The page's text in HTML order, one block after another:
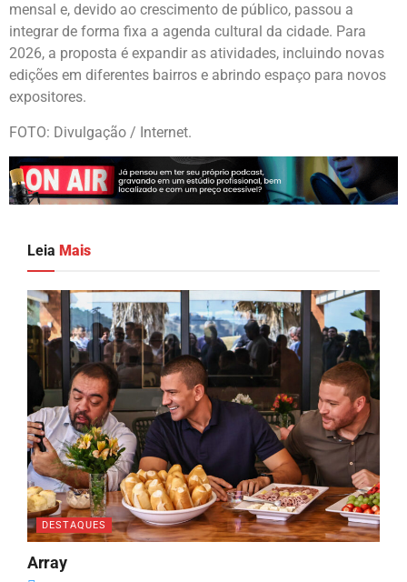
mensal e, devido ao crescimento de público, passou a
integrar de forma fixa a agenda cultural da cidade. Para
2026, a proposta é expandir as atividades, incluindo novas
edições em diferentes bairros e abrindo espaço para novos
expositores.
FOTO: Divulgação / Internet.
Leia Mais
DESTAQUES
Array